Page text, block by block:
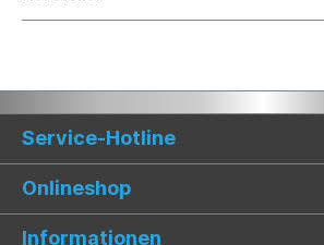
Service-Hotline
Onlineshop
Informationen